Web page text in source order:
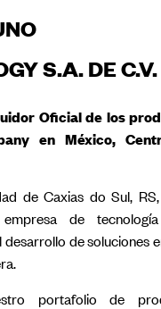
S.A. DE C.V.
Oficial de los
en México,
de Caxias do Sul,
de
desarrollo de soluciones
portafolio de